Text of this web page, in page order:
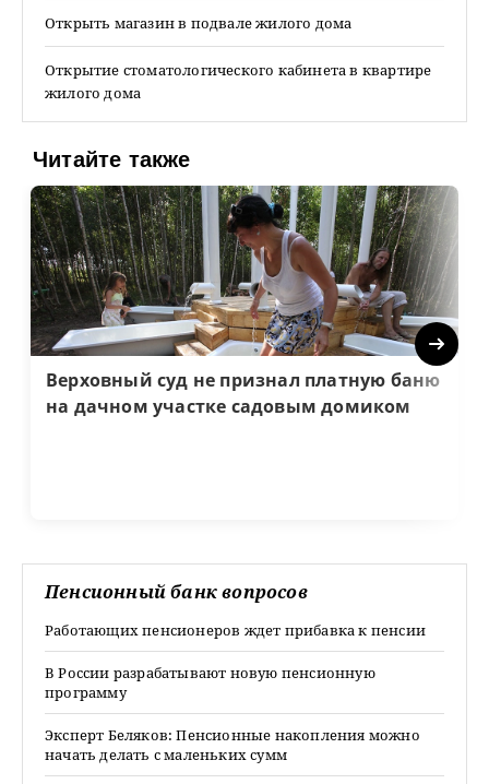
Открыть магазин в подвале жилого дома
Открытие стоматологического кабинета в квартире
жилого дома
Читайте также
Верховный суд не признал платную баню
на дачном участке садовым домиком
Next
Пенсионный банк вопросов
Работающих пенсионеров ждет прибавка к пенсии
В России разрабатывают новую пенсионную
программу
Эксперт Беляков: Пенсионные накопления можно
начать делать с маленьких сумм